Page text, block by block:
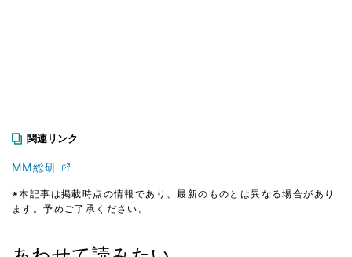
関連リンク
MM総研
※本記事は掲載時点の情報であり、最新のものとは異なる場合があり
ます。予めご了承ください。